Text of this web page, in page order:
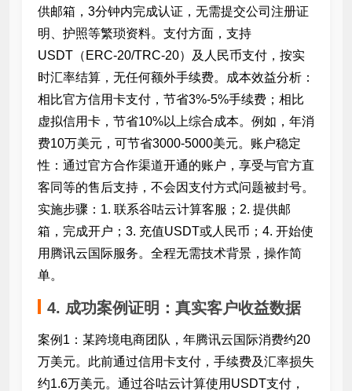
供邮箱，3分钟内完成认证，无需提交公司注册证
明、护照等繁琐资料。支付方面，支持
USDT（ERC-20/TRC-20）及人民币支付，按实
时汇率结算，无任何额外手续费。成本效益分析：
相比官方信用卡支付，节省3%-5%手续费；相比
虚拟信用卡，节省10%以上综合成本。例如，年消
费10万美元，可节省3000-5000美元。账户稳定
性：通过官方合作渠道开通的账户，享受与官方直
客同等的售后支持，不会因支付方式问题被封号。
实施步骤：1. 联系谷咕云计算客服；2. 提供邮
箱，完成开户；3. 充值USDT或人民币；4. 开始使
用腾讯云国际服务。全程无需技术背景，操作简
单。
4. 成功案例证明：真实客户收益数据
案例1：某跨境电商团队，年腾讯云国际消费约20
万美元。此前通过信用卡支付，手续费及汇率损失
约1.6万美元。通过谷咕云计算使用USDT支付，